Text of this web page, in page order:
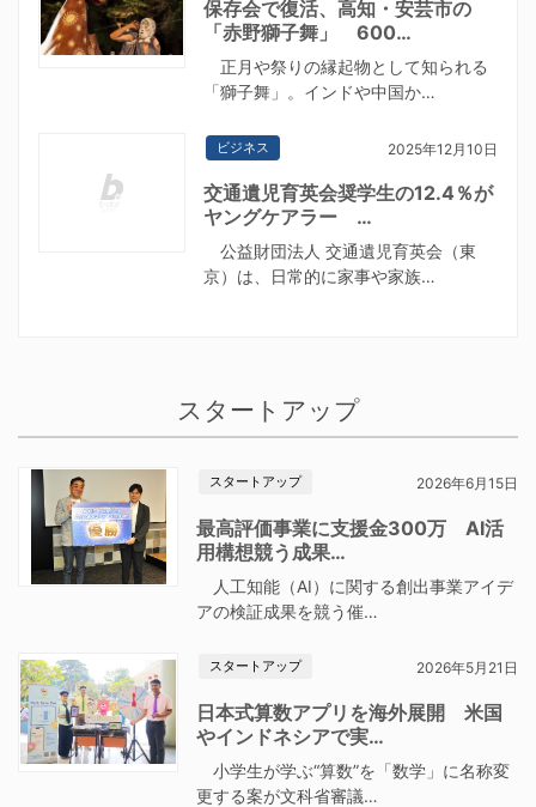
保存会で復活、高知・安芸市の
「赤野獅子舞」 600…
正月や祭りの縁起物として知られる
「獅子舞」。インドや中国か…
ビジネス 2025年12月10日
交通遺児育英会奨学生の12.4％が
ヤングケアラー …
公益財団法人 交通遺児育英会（東
京）は、日常的に家事や家族…
スタートアップ
スタートアップ 2026年6月15日
最高評価事業に支援金300万 AI活
用構想競う成果…
人工知能（AI）に関する創出事業アイデ
アの検証成果を競う催…
スタートアップ 2026年5月21日
日本式算数アプリを海外展開 米国
やインドネシアで実…
小学生が学ぶ“算数”を「数学」に名称変
更する案が文科省審議…